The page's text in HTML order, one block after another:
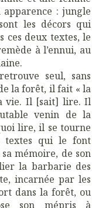
: jungle
les décors qui
ces deux textes, le
à l’ennui, au
seul, sans
la forêt, il fait « la
vie. Il [sait] lire. Il
venin de la
lire, il se tourne
textes qui le font
mémoire, de son
la barbarie des
incarnée par les
dans la forêt, ou
son mépris à